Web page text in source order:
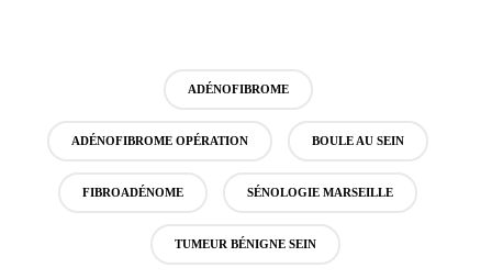
ADÉNOFIBROME
ADÉNOFIBROME OPÉRATION BOULE AU SEIN
FIBROADÉNOME SÉNOLOGIE MARSEILLE
TUMEUR BÉNIGNE SEIN